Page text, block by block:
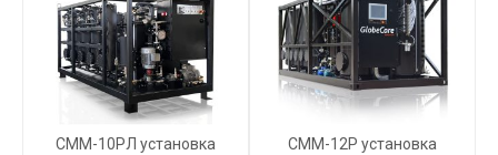
СММ-10РЛ установка
СММ-12Р установка